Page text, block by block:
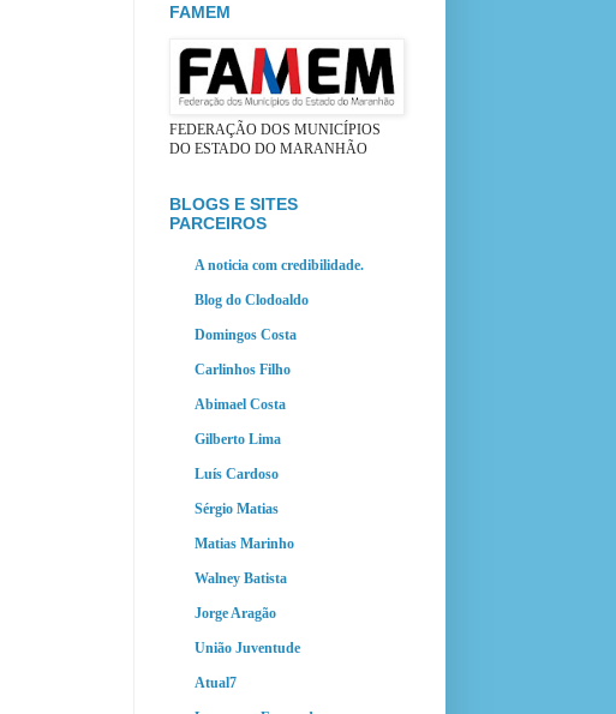
FAMEM
FEDERAÇÃO DOS MUNICÍPIOS
DO ESTADO DO MARANHÃO
BLOGS E SITES
PARCEIROS
A noticia com credibilidade.
Blog do Clodoaldo
Domingos Costa
Carlinhos Filho
Abimael Costa
Gilberto Lima
Luís Cardoso
Sérgio Matias
Matias Marinho
Walney Batista
Jorge Aragão
União Juventude
Atual7